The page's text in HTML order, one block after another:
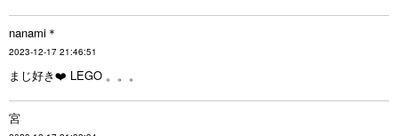
nanami＊
2023-12-17 21:46:51
まじ好き❤️ LEGO 。。。
宮